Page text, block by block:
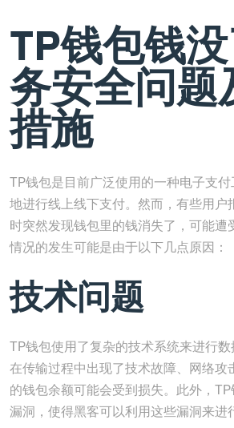
TP钱包钱
务安全问题
措施
TP钱包是目前广泛使用的一种电子支
地进行线上线下支付。然而，有些用户
时突然发现钱包里的钱消失了，可能遭
情况的发生可能是由于以下几点原因：
技术问题
TP钱包使用了复杂的技术系统来进行
在传输过程中出现了技术故障、网络攻
的钱包余额可能会受到损失。此外，
漏洞，使得黑客可以利用这些漏洞来进